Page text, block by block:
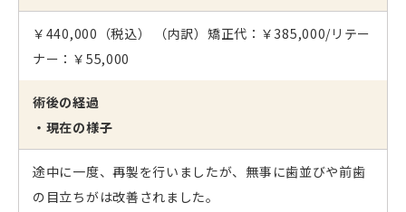
￥440,000（税込） （内訳）矯正代：￥385,000/リテー
ナー：￥55,000
術後の経過
・現在の様子
途中に一度、再製を行いましたが、無事に歯並びや前歯
の目立ちがは改善されました。